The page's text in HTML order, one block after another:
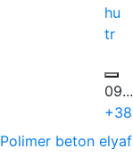
hu
tr
09...
+38
Polimer beton elyaf